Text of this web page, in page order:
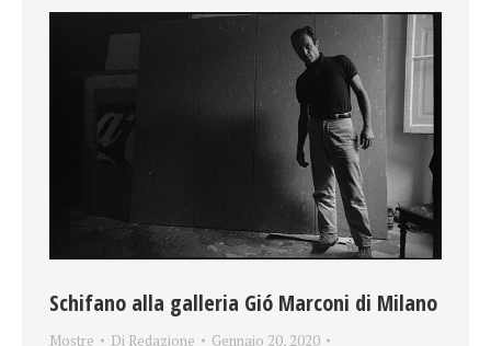
Schifano alla galleria Gió Marconi di Milano
Mostre Di Redazione
Gennaio 20, 2020